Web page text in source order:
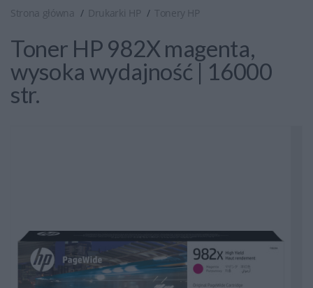
Strona główna Drukarki HP Tonery HP
Toner HP 982X magenta,
wysoka wydajność | 16000
str.